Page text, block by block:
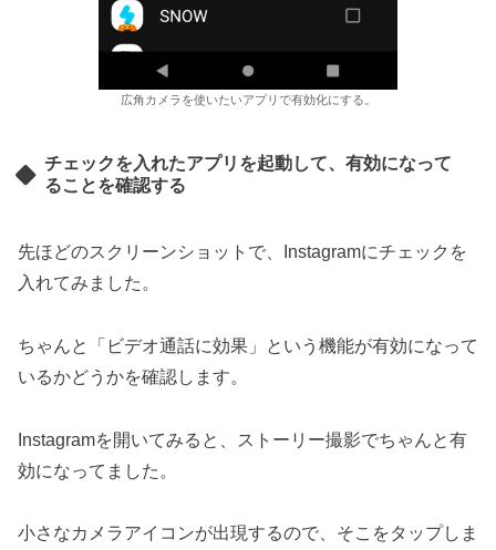
広角カメラを使いたいアプリで有効化にする。
チェックを入れたアプリを起動して、有効になって
ることを確認する
先ほどのスクリーンショットで、Instagramにチェックを
入れてみました。
ちゃんと「ビデオ通話に効果」という機能が有効になって
いるかどうかを確認します。
Instagramを開いてみると、ストーリー撮影でちゃんと有
効になってました。
小さなカメラアイコンが出現するので、そこをタップしま